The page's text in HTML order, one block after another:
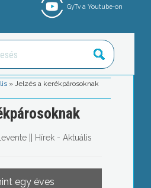
GyTv a Youtube-on
»Jelzés a kerékpárosoknak
|| Hírek - Aktuális
egy éves